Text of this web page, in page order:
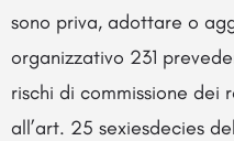
sono priva, adottare o
organizzativo 231
rischi di commissione dei
all’art. 25 sexiesdecies